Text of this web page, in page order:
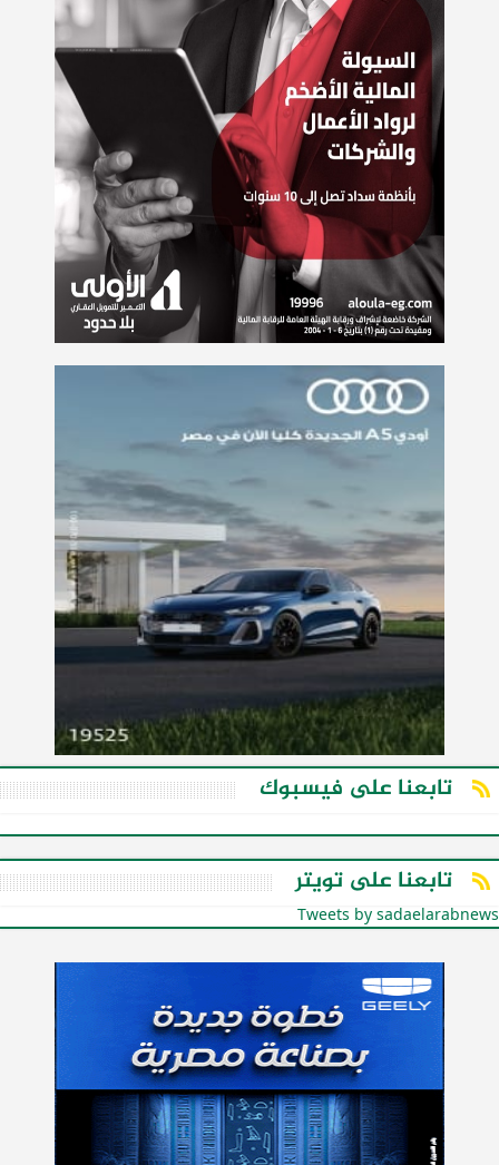
تابعنا على فيسبوك
تابعنا على تويتر
Tweets by sadaelarabnews